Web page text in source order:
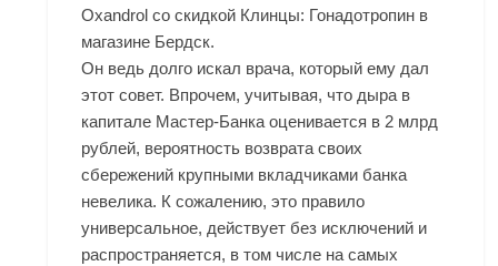
Oxandrol со скидкой Клинцы: Гонадотропин в
магазине Бердск.
Он ведь долго искал врача, который ему дал
этот совет. Впрочем, учитывая, что дыра в
капитале Мастер-Банка оценивается в 2 млрд
рублей, вероятность возврата своих
сбережений крупными вкладчиками банка
невелика. К сожалению, это правило
универсальное, действует без исключений и
распространяется, в том числе на самых